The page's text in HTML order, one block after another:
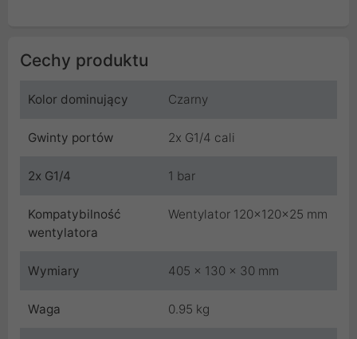
Cechy produktu
Kolor dominujący Czarny
Gwinty portów 2x G1/4 cali
2x G1/4 1 bar
Kompatybilność
wentylatora
Wentylator 120x120x25 mm
Wymiary 405 x 130 x 30 mm
Waga 0.95 kg